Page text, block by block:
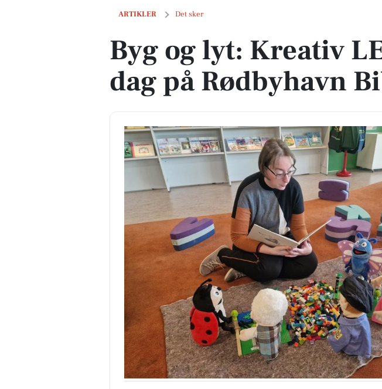
ARTIKLER Det sker
Byg og lyt: Kreativ LEGO-dag på Rødbyhavn Bibliotek
Byg og lyt: Kreativ
dag på Rødbyhavn